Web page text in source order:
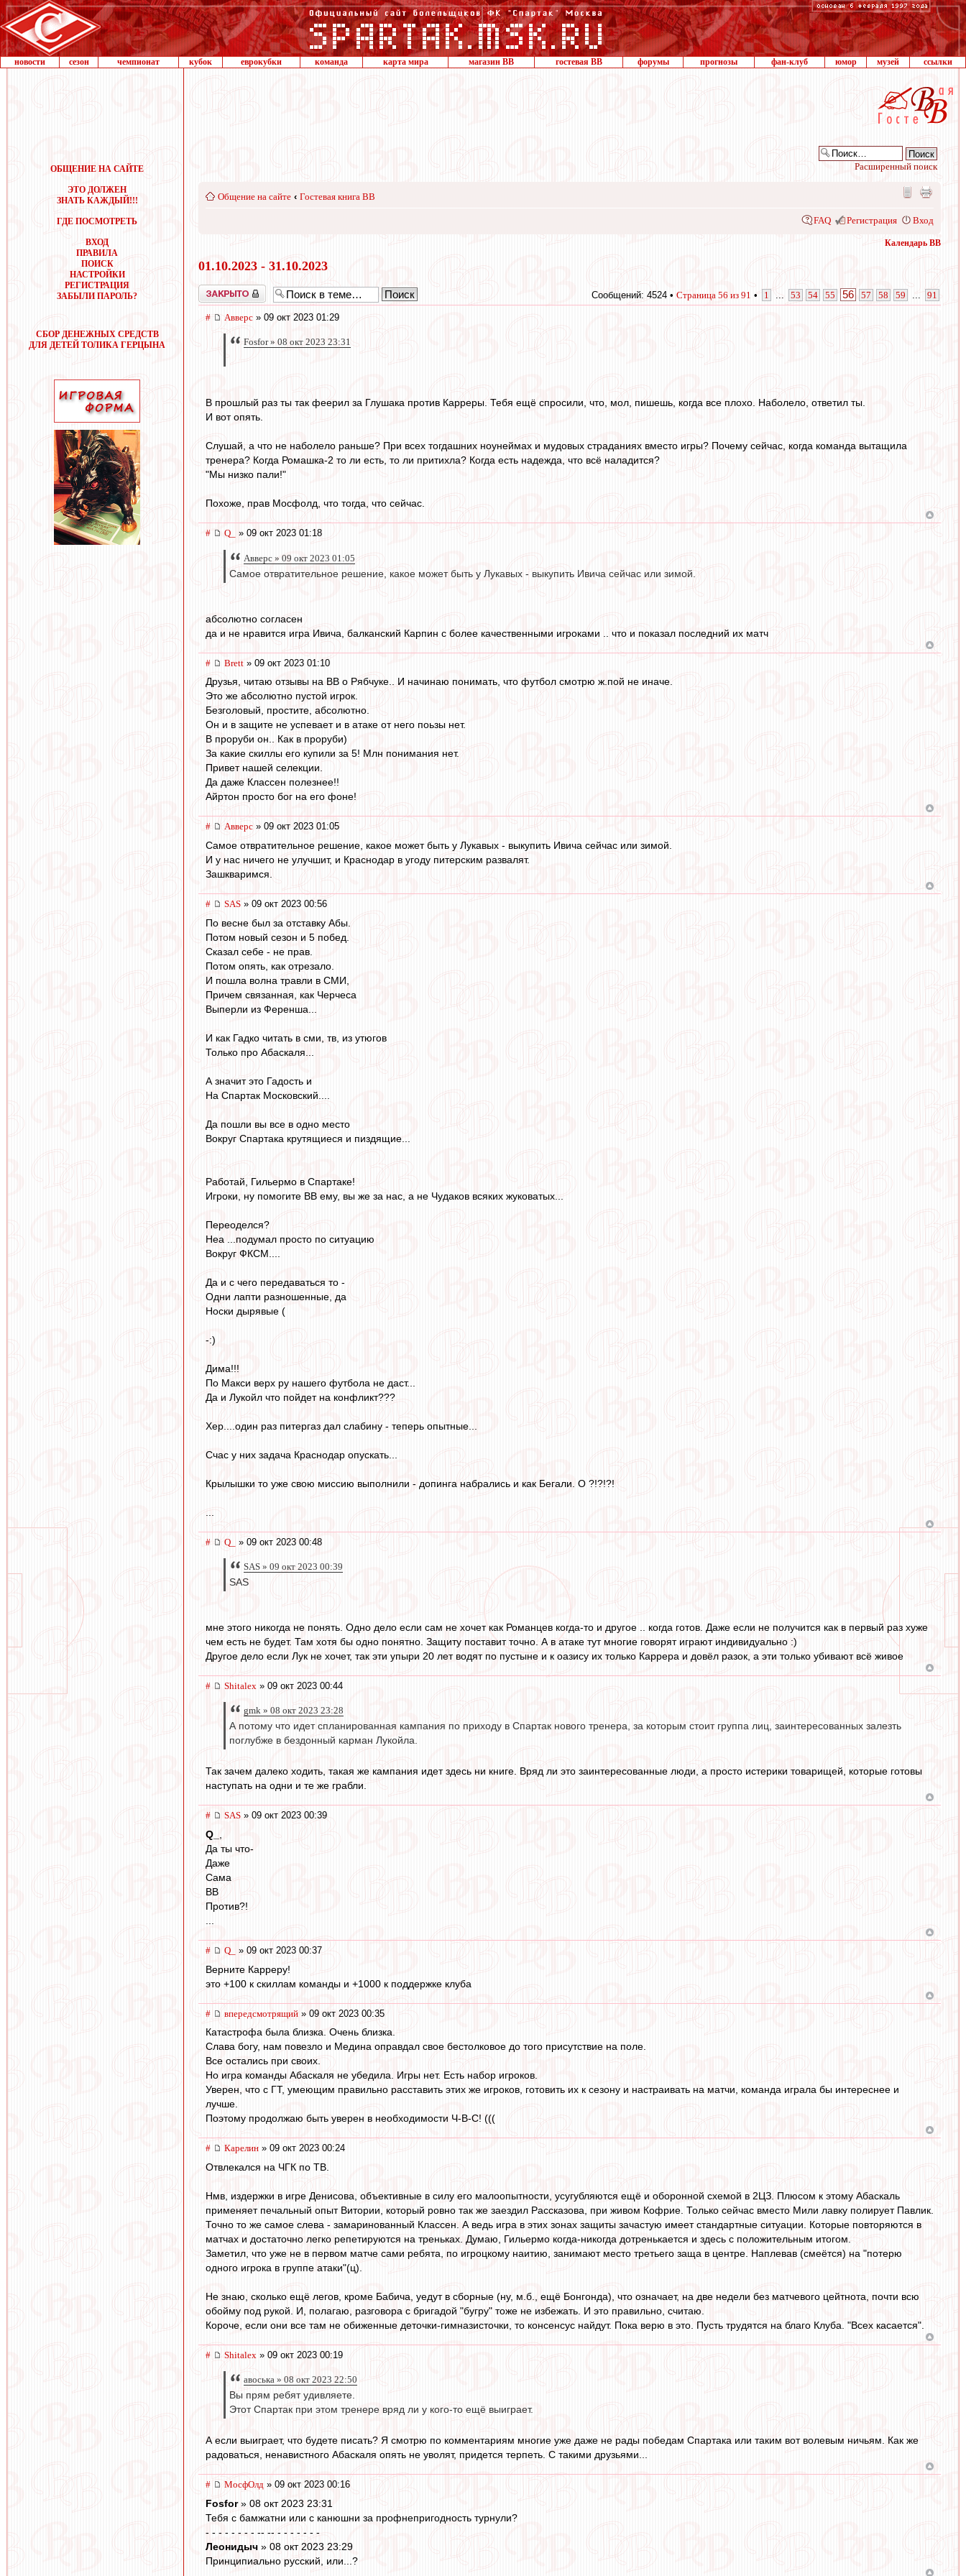
новости сезон чемпионат кубок еврокубки команда карта мира магазин ВВ гостевая ВВ форумы прогнозы фан-клуб юмор музей ссылки
ОБЩЕНИЕ НА САЙТЕ
ЭТО ДОЛЖЕН
ЗНАТЬ КАЖДЫЙ!!!
ГДЕ ПОСМОТРЕТЬ
ВХОД
ПРАВИЛА
ПОИСК
НАСТРОЙКИ
РЕГИСТРАЦИЯ
ЗАБЫЛИ ПАРОЛЬ?
СБОР ДЕНЕЖНЫХ СРЕДСТВ
ДЛЯ ДЕТЕЙ ТОЛИКА ГЕРЦЫНА
Расширенный поиск
Общение на сайте ‹ Гостевая книга ВВ
FAQ Регистрация Вход
Календарь ВВ
01.10.2023 - 31.10.2023
Закрыто Сообщений: 4524 • Страница 56 из 91 • 1 53 54 55 56 57 58 59 91
# Авверс » 09 окт 2023 01:29
Fosfor » 08 окт 2023 23:31
В прошлый раз ты так феерил за Глушака против Карреры. Тебя ещё спросили, что, мол, пишешь, когда все плохо. Наболело, ответил ты.
И вот опять.
Слушай, а что не наболело раньше? При всех тогдашних ноунеймах и мудовых страданиях вместо игры? Почему сейчас, когда команда вытащила
тренера? Когда Ромашка-2 то ли есть, то ли притихла? Когда есть надежда, что всё наладится?
"Мы низко пали!"
Похоже, прав Мосфолд, что тогда, что сейчас.
# Q_ » 09 окт 2023 01:18
Авверс » 09 окт 2023 01:05
Самое отвратительное решение, какое может быть у Лукавых - выкупить Ивича сейчас или зимой.
абсолютно согласен
да и не нравится игра Ивича, балканский Карпин с более качественными игроками .. что и показал последний их матч
# Brett » 09 окт 2023 01:10
Друзья, читаю отзывы на ВВ о Рябчуке.. И начинаю понимать, что футбол смотрю ж.пой не иначе.
Это же абсолютно пустой игрок.
Безголовый, простите, абсолютно.
Он и в защите не успевает и в атаке от него поьзы нет.
В проруби он.. Как в проруби)
За какие скиллы его купили за 5! Млн понимания нет.
Привет нашей селекции.
Да даже Классен полезнее!!
Айртон просто бог на его фоне!
# Авверс » 09 окт 2023 01:05
Самое отвратительное решение, какое может быть у Лукавых - выкупить Ивича сейчас или зимой.
И у нас ничего не улучшит, и Краснодар в угоду питерским развалят.
Зашкваримся.
# SAS » 09 окт 2023 00:56
По весне был за отставку Абы.
Потом новый сезон и 5 побед.
Сказал себе - не прав.
Потом опять, как отрезало.
И пошла волна травли в СМИ,
Причем связанная, как Черчеса
Выперли из Ференша...
И как Гадко читать в сми, тв, из утюгов
Только про Абаскаля...
А значит это Гадость и
На Спартак Московский....
Да пошли вы все в одно место
Вокруг Спартака крутящиеся и пиздящие...
Работай, Гильермо в Спартаке!
Игроки, ну помогите ВВ ему, вы же за нас, а не Чудаков всяких жуковатых...
Переоделся?
Неа ...подумал просто по ситуацию
Вокруг ФКСМ....
Да и с чего передаваться то -
Одни лапти разношенные, да
Носки дырявые (
-:)
Дима!!!
По Макси верх ру нашего футбола не даст...
Да и Лукойл что пойдет на конфликт???
Хер....один раз питергаз дал слабину - теперь опытные...
Счас у них задача Краснодар опускать...
Крылышки то уже свою миссию выполнили - допинга набрались и как Бегали. О ?!?!?!
# Q_ » 09 окт 2023 00:48
SAS » 09 окт 2023 00:39
SAS
мне этого никогда не понять. Одно дело если сам не хочет как Романцев когда-то и другое .. когда готов. Даже если не получится как в первый раз хуже
чем есть не будет. Там хотя бы одно понятно. Защиту поставит точно. А в атаке тут многие говорят играют индивидуально :)
Другое дело если Лук не хочет, так эти упыри 20 лет водят по пустыне и к оазису их только Каррера и довёл разок, а эти только убивают всё живое
# Shitalex » 09 окт 2023 00:44
gmk » 08 окт 2023 23:28
А потому что идет спланированная кампания по приходу в Спартак нового тренера, за которым стоит группа лиц, заинтересованных залезть
поглубже в бездонный карман Лукойла.
Так зачем далеко ходить, такая же кампания идет здесь ни книге. Вряд ли это заинтересованные люди, а просто истерики товарищей, которые готовы
наступать на одни и те же грабли.
# SAS » 09 окт 2023 00:39
Q_
Да ты что-
Даже
Сама
ВВ
Против?!
# Q_ » 09 окт 2023 00:37
Верните Карреру!
это +100 к скиллам команды и +1000 к поддержке клуба
# впередсмотрящий » 09 окт 2023 00:35
Катастрофа была близка. Очень близка.
Слава богу, нам повезло и Медина оправдал свое бестолковое до того присутствие на поле.
Все остались при своих.
Но игра команды Абаскаля не убедила. Игры нет. Есть набор игроков.
Уверен, что с ГТ, умеющим правильно расставить этих же игроков, готовить их к сезону и настраивать на матчи, команда играла бы интереснее и
лучше.
Поэтому продолжаю быть уверен в необходимости Ч-В-С! (((
# Карелин » 09 окт 2023 00:24
Отвлекался на ЧГК по ТВ.
Нмв, издержки в игре Денисова, объективные в силу его малоопытности, усугубляются ещё и оборонной схемой в 2ЦЗ. Плюсом к этому Абаскаль
применяет печальный опыт Витории, который ровно так же заездил Рассказова, при живом Кофрие. Только сейчас вместо Мили лавку полирует Павлик.
Точно то же самое слева - замаринованный Классен. А ведь игра в этих зонах защиты зачастую имеет стандартные ситуации. Которые повторяются в
матчах и достаточно легко репетируются на треньках. Думаю, Гильермо когда-никогда дотренькается и здесь с положительным итогом.
Заметил, что уже не в первом матче сами ребята, по игроцкому наитию, занимают место третьего заща в центре. Наплевав (смеётся) на "потерю
одного игрока в группе атаки"(ц).
Не знаю, сколько ещё легов, кроме Бабича, уедут в сборные (ну, м.б., ещё Бонгонда), что означает, на две недели без матчевого цейтнота, почти всю
обойму под рукой. И, полагаю, разговора с бригадой "бугру" тоже не избежать. И это правильно, считаю.
Короче, если они все там не обиженные деточки-гимназисточки, то консенсус найдут. Пока верю в это. Пусть трудятся на благо Клуба. "Всех касается".
# Shitalex » 09 окт 2023 00:19
авоська » 08 окт 2023 22:50
Вы прям ребят удивляете.
Этот Спартак при этом тренере вряд ли у кого-то ещё выиграет.
А если выиграет, что будете писать? Я смотрю по комментариям многие уже даже не рады победам Спартака или таким вот волевым ничьям. Как же
радоваться, ненавистного Абаскаля опять не уволят, придется терпеть. С такими друзьями...
# МосфОлд » 09 окт 2023 00:16
Fosfor» 08 окт 2023 23:31
Тебя с бамжатни или с канюшни за профнепригодность турнули?
- - - - - - - - -- -- - - - - - - -
Леонидыч » 08 окт 2023 23:29
Принципиально русский, или...?